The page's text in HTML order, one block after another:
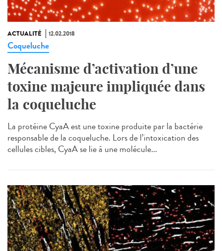
ACTUALITÉ 12.02.2018
Coqueluche
Mécanisme d’activation d’une
toxine majeure impliquée dans
la coqueluche
La protéine CyaA est une toxine produite par la bactérie
responsable de la coqueluche. Lors de l’intoxication des
cellules cibles, CyaA se lie à une molécule...